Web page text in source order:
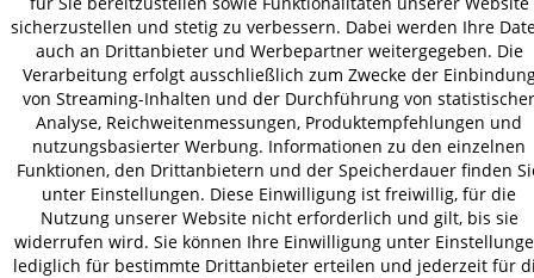
AGB Datenschutz
Impressum
© 2026 HOLZ-LEUTE
* Alle Preise inkl. gesetzl. Mehrwertsteuer zzgl.Versandkosten.
sicherzustellen und stetig zu verbessern. Dabei werden Ihre
auch an Drittanbieter und Werbepartner weitergegeben. Die
Verarbeitung erfolgt ausschließlich zum Zwecke der
von Streaming-Inhalten und der Durchführung von statistischer
Analyse, Reichweitenmessungen, Produktempfehlungen und
nutzungsbasierter Werbung. Informationen zu den einzelnen
Funktionen, den Drittanbietern und der Speicherdauer finden
unter Einstellungen. Diese Einwilligung ist freiwillig, für die
Nutzung unserer Website nicht erforderlich und gilt, bis sie
widerrufen wird. Sie können Ihre Einwilligung unter
lediglich für bestimmte Drittanbieter erteilen und jederzeit für